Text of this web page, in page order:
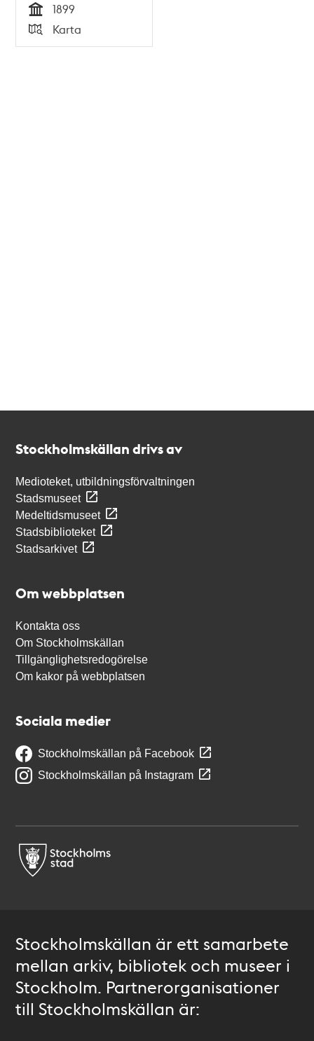
Tid
1899
Typ
Karta
Stockholmskällan drivs av
Medioteket, utbildningsförvaltningen
Stadsmuseet
Medeltidsmuseet
Stadsbiblioteket
Stadsarkivet
Om webbplatsen
Kontakta oss
Om Stockholmskällan
Tillgänglighetsredogörelse
Om kakor på webbplatsen
Sociala medier
Stockholmskällan på Facebook
Stockholmskällan på Instagram
Stockholmskällan är ett samarbete
mellan arkiv, bibliotek och museer i
Stockholm. Partnerorganisationer
till Stockholmskällan är: